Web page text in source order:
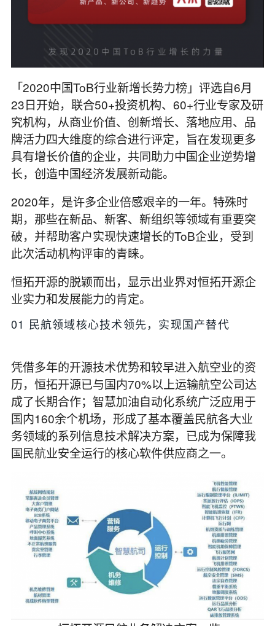
「2020中国ToB行业新增长势力榜」 评选自6月
23日开始，联合50+投资机构、60+行业专家及研
究机构，从商业价值、创新增长、落地应用、品
牌活力四大维度的综合进行评定，旨在发现更多
具有增长价值的企业，共同助力中国企业逆势增
长，创造中国经济发展新动能。
2020年，是许多企业倍感艰辛的一年。特殊时
期，那些在新品、新客、新组织等领域有重要突
破，并帮助客户实现快速增长的ToB企业，受到
此次活动机构评审的青睐。
恒拓开源的脱颖而出，显示出业界对恒拓开源企
业实力和发展能力的肯定。
01 民航领域核心技术领先，实现国产替代
凭借多年的开源技术优势和较早进入航空业的资
历，恒拓开源已与国内70%以上运输航空公司达
成了长期合作；智慧加油自动化系统广泛应用于
国内160余个机场，形成了基本覆盖民航各大业
务领域的系列信息技术解决方案，已成为保障我
国民航业安全运行的核心软件供应商之一。